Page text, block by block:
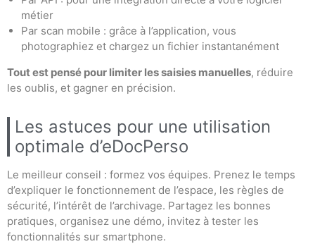
métier
Par scan mobile : grâce à l’application, vous
photographiez et chargez un fichier instantanément
Tout est pensé pour limiter les saisies manuelles, réduire
les oublis, et gagner en précision.
Les astuces pour une utilisation
optimale d’eDocPerso
Le meilleur conseil : formez vos équipes. Prenez le temps
d’expliquer le fonctionnement de l’espace, les règles de
sécurité, l’intérêt de l’archivage. Partagez les bonnes
pratiques, organisez une démo, invitez à tester les
fonctionnalités sur smartphone.